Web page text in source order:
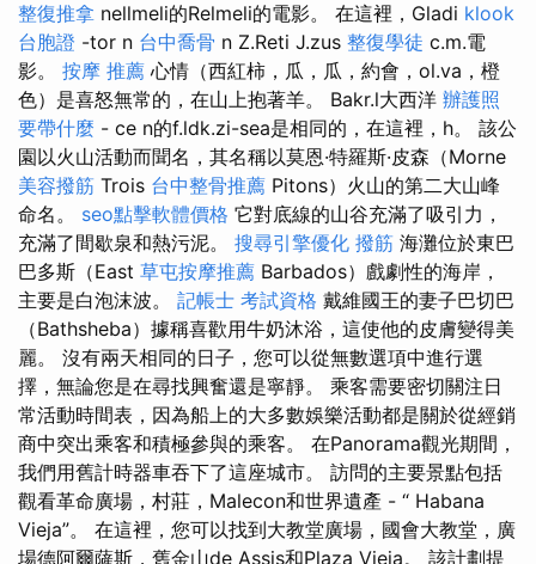
整復推拿 nellmeli的Relmeli的電影。 在這裡，Gladi klook
台胞證 -tor n 台中喬骨 n Z.Reti J.zus 整復學徒 c.m.電
影。 按摩 推薦 心情（西紅柿，瓜，瓜，約會，ol.va，橙
色）是喜怒無常的，在山上抱著羊。 Bakr.l大西洋 辦護照
要帶什麼 - ce n的f.ldk.zi-sea是相同的，在這裡，h。 該公
園以火山活動而聞名，其名稱以莫恩·特羅斯·皮森（Morne
美容撥筋 Trois 台中整骨推薦 Pitons）火山的第二大山峰
命名。 seo點擊軟體價格 它對底線的山谷充滿了吸引力，
充滿了間歇泉和熱污泥。 搜尋引擎優化 撥筋 海灘位於東巴
巴多斯（East 草屯按摩推薦 Barbados）戲劇性的海岸，
主要是白泡沫波。 記帳士 考試資格 戴維國王的妻子巴切巴
（Bathsheba）據稱喜歡用牛奶沐浴，這使他的皮膚變得美
麗。 沒有兩天相同的日子，您可以從無數選項中進行選
擇，無論您是在尋找興奮還是寧靜。 乘客需要密切關注日
常活動時間表，因為船上的大多數娛樂活動都是關於從經銷
商中突出乘客和積極參與的乘客。 在Panorama觀光期間，
我們用舊計時器車吞下了這座城市。 訪問的主要景點包括
觀看革命廣場，村莊，Malecon和世界遺產 - “ Habana
Vieja”。 在這裡，您可以找到大教堂廣場，國會大教堂，廣
場德阿爾薩斯，舊金山de Assis和Plaza Vieja。 該計劃提